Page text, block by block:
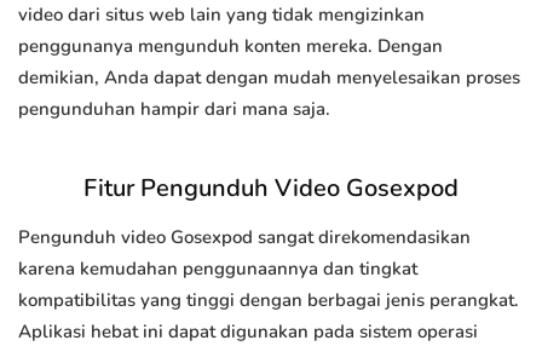
video dari situs web lain yang tidak mengizinkan
penggunanya mengunduh konten mereka. Dengan
demikian, Anda dapat dengan mudah menyelesaikan proses
pengunduhan hampir dari mana saja.
Fitur Pengunduh Video Gosexpod
Pengunduh video Gosexpod sangat direkomendasikan
karena kemudahan penggunaannya dan tingkat
kompatibilitas yang tinggi dengan berbagai jenis perangkat.
Aplikasi hebat ini dapat digunakan pada sistem operasi